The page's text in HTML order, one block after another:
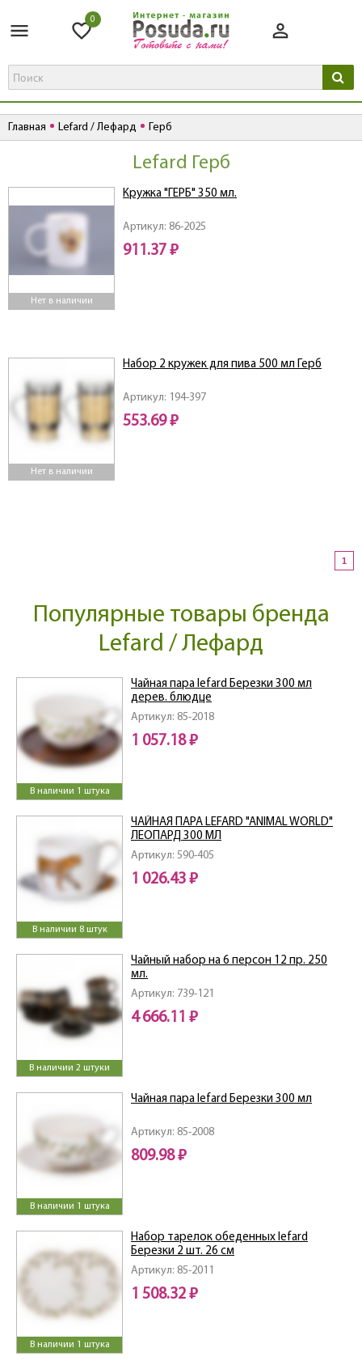
0
Главная Lefard / Лефард Герб
Lefard Герб
Нет в наличии
Артикул: 86-2025
Кружка "ГЕРБ" 350 мл.
911.37 ₽
Нет в наличии
Артикул: 194-397
Набор 2 кружек для пива 500 мл Герб
553.69 ₽
1
Популярные товары бренда
Lefard / Лефард
В наличии 1 штука
Артикул: 85-2018
Чайная пара lefard Березки 300 мл
дерев. блюдце
1 057.18 ₽
В наличии 8 штук
Артикул: 590-405
ЧАЙНАЯ ПАРА LEFARD "ANIMAL WORLD"
ЛЕОПАРД 300 МЛ
1 026.43 ₽
В наличии 2 штуки
Артикул: 739-121
Чайный набор на 6 персон 12 пр. 250
мл.
4 666.11 ₽
В наличии 1 штука
Артикул: 85-2008
Чайная пара lefard Березки 300 мл
809.98 ₽
В наличии 1 штука
Артикул: 85-2011
Набор тарелок обеденных lefard
Березки 2 шт. 26 см
1 508.32 ₽